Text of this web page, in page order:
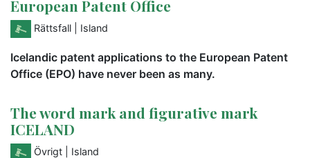
European Patent Office
Rättsfall | Island
Icelandic patent applications to the European Patent
Office (EPO) have never been as many.
The word mark and figurative mark
ICELAND
Övrigt | Island